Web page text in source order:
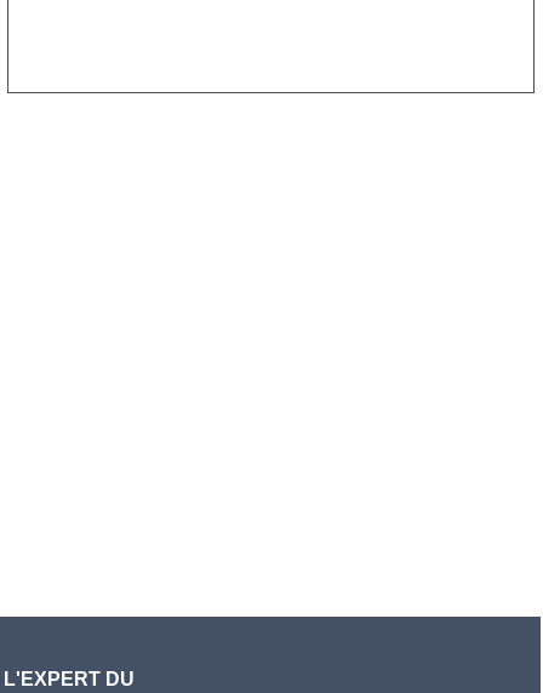
L'EXPERT DU